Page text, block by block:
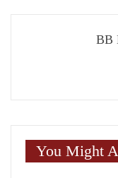
BB
You Might